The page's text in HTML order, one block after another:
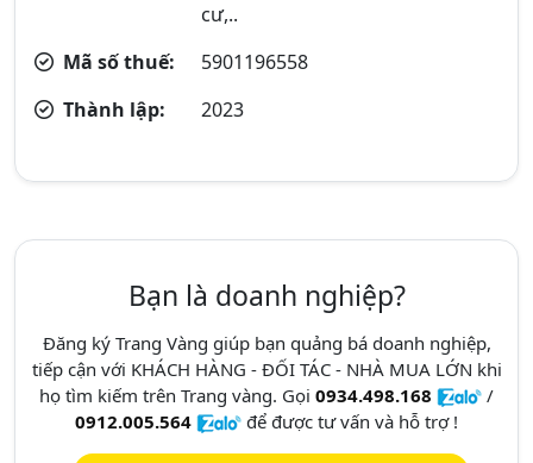
cư,..
Mã số thuế:
5901196558
Thành lập:
2023
Bạn là doanh nghiệp?
Đăng ký Trang Vàng giúp bạn quảng bá doanh nghiệp,
tiếp cận với KHÁCH HÀNG - ĐỐI TÁC - NHÀ MUA LỚN khi
họ tìm kiếm trên Trang vàng. Gọi 0934.498.168
/
0912.005.564
để được tư vấn và hỗ trợ !